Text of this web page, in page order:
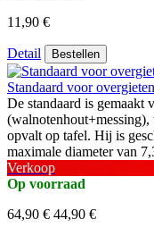
11,90 €
Detail Bestellen
Standaard voor
De standaard is gemaakt
opvalt op tafel. Hij is
maximale diameter van
Verkoop
Op voorraad
64,90 € 44,90 €